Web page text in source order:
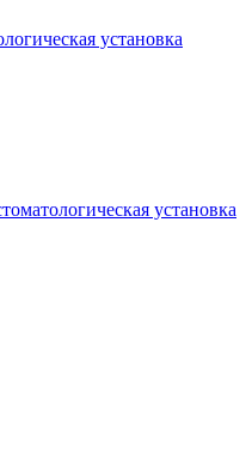
установка
установка